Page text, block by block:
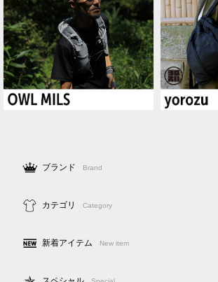
ブランド Brand
カテゴリ Category
新着アイテム New item